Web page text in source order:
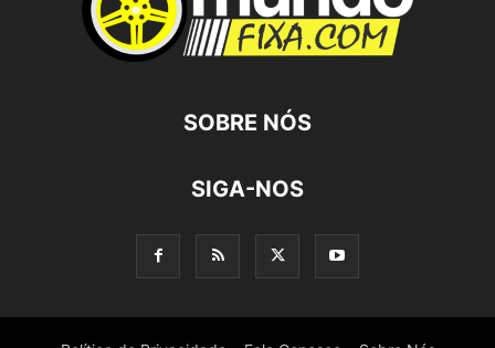
SOBRE NÓS
SIGA-NOS